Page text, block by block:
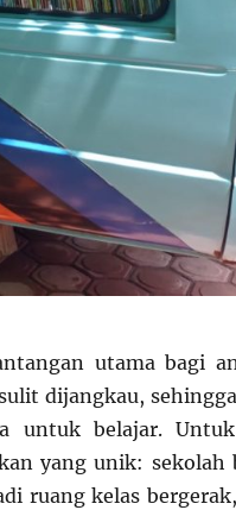
utama bagi
dijangkau,
untuk belajar.
yang unik: sekolah
ruang kelas